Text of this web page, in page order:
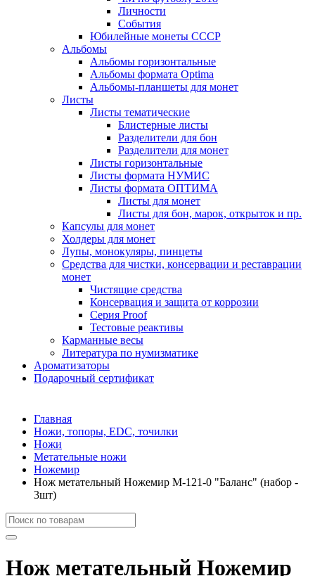
Личности
События
Юбилейные монеты СССР
Альбомы
Альбомы горизонтальные
Альбомы формата Optima
Альбомы-планшеты для монет
Листы
Листы тематические
Блистерные листы
Разделители для бон
Разделители для монет
Листы горизонтальные
Листы формата НУМИС
Листы формата ОПТИМА
Листы для монет
Листы для бон, марок, открыток и пр.
Капсулы для монет
Холдеры для монет
Лупы, монокуляры, пинцеты
Средства для чистки, консервации и реставрации
монет
Чистящие средства
Консервация и защита от коррозии
Серия Proof
Тестовые реактивы
Карманные весы
Литература по нумизматике
Ароматизаторы
Подарочный сертификат
Главная
Ножи, топоры, EDC, точилки
Ножи
Метательные ножи
Ножемир
Нож метательный Ножемир M-121-0 "Баланс" (набор -
3шт)
Нож метательный Ножемир